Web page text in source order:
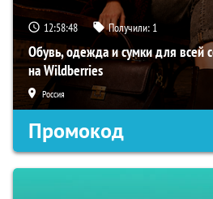
12:58:47 Получили: 1
Обувь, одежда и сумки для всей
на Wildberries
Россия
Промокод